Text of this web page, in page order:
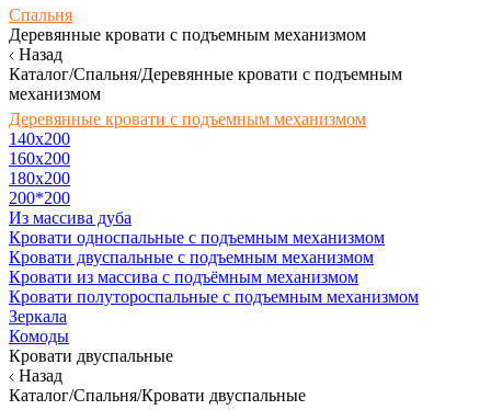
Спальня
Деревянные кровати с подъемным механизмом
Назад
Каталог/Спальня/Деревянные кровати с подъемным
механизмом
Деревянные кровати с подъемным механизмом
140x200
160х200
180х200
200*200
Из массива дуба
Кровати односпальные с подъемным механизмом
Кровати двуспальные с подъемным механизмом
Кровати из массива с подъёмным механизмом
Кровати полутороспальные с подъемным механизмом
Зеркала
Комоды
Кровати двуспальные
Назад
Каталог/Спальня/Кровати двуспальные